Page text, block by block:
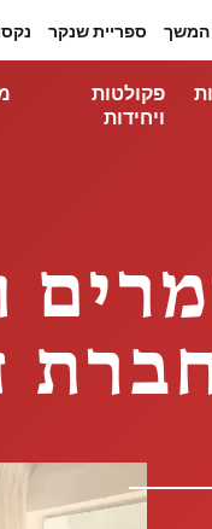
המשך ספריית שנקר
פקולטות
ויחידות